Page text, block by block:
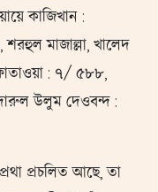
কাজিখান :
মাজাল্লা, খালেদ
: ৭/ ৫৮৮,
উলুম দেওবন্দ :
প্রচলিত আছে, তা